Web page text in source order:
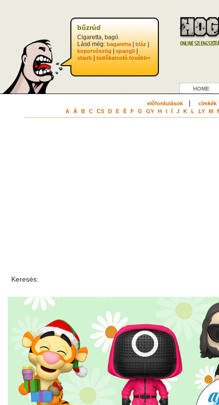
bűzrúd
Cigaretta, bagó.
Lásd még: bagaretta| bláz
koporsószög spangli
staub tüdőkarcoló tovább>
HOME
előfordulások| címkék
A Á B C CS D E É F G GY H I Í J K L LY M
Keresés: